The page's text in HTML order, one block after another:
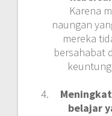
Karena
naungan
mereka
bersahabat
belajar